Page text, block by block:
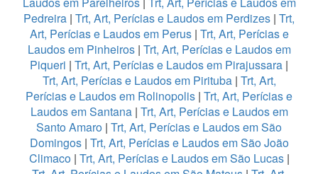
Pedreira | Trt, Art, Perícias e Laudos em Perdizes | Trt,
Art, Perícias e Laudos em Perus| Trt, Art, Perícias e
Laudos em Pinheiros| Trt, Art, Perícias e Laudos em
Piqueri | Trt, Art, Perícias e Laudos em Pirajussara |
Trt, Art, Perícias e Laudos em Pirituba| Trt, Art,
Perícias e Laudos em Rolinopolis | Trt, Art, Perícias e
Laudos em Santana| Trt, Art, Perícias e Laudos em
Santo Amaro | Trt, Art, Perícias e Laudos em São
Domingos| Trt, Art, Perícias e Laudos em São João
Climaco| Trt, Art, Perícias e Laudos em São Lucas|